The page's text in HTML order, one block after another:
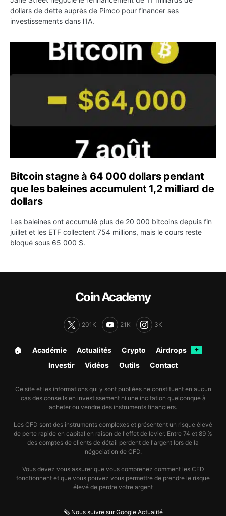
dollars de dette auprès de Pimco pour financer ses
investissements dans l'IA.
Bitcoin stagne à 64 000 dollars pendant que les
Bitcoin stagne à 64 000 dollars pendant
que les baleines accumulent 1,2 milliard de
dollars
Les baleines ont accumulé plus de 20 000 bitcoins depuis fin
juillet et les ETF collectent 754 millions, mais le cours reste
bloqué sous 65 000 $.
Coin Academy
201K 21K 3K
🏠︎ Académie Actualités Crypto Airdrops ✦
Investir Vidéos Outils Contact
Ce site et les informations qui y sont publiées ne constituent en aucun
cas des conseils en investissement ni une incitation quelconque à
acheter ou vendre des instruments financiers.
Les CFD sont des instruments complexes et présentent un risque élevé
de perte rapide en capital en raison de l'effet de levier. Entre 74 et 89 %
des comptes de clients de détail perdent de l'argent lors de la
négociation de CFD.
Vous devez vous assurer que vous comprenez comment les CFD
fonctionnent et que vous pouvez vous permettre de prendre le risque
élevé de perdre votre argent
🗞️ Nous suivre sur Google Actualité